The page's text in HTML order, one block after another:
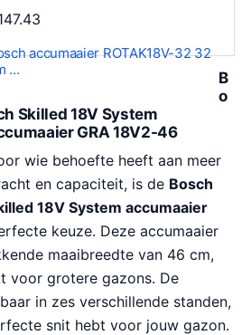
accumaaier ROTAK18V-32 32
…
B
o
Skilled 18V System
GRA 18V2-46
wie behoefte heeft aan meer
en capaciteit, is de Bosch
18V System accumaaier
keuze. Deze accumaaier
maaibreedte van 46 cm,
voor grotere gazons. De
in zes verschillende standen,
snit hebt voor jouw gazon.